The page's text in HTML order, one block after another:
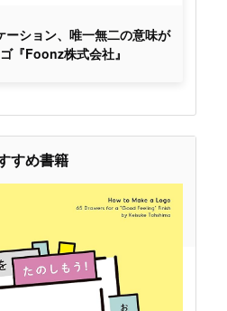
ーション、唯一無二の意味が
『Foonz株式会社』
すめ書籍